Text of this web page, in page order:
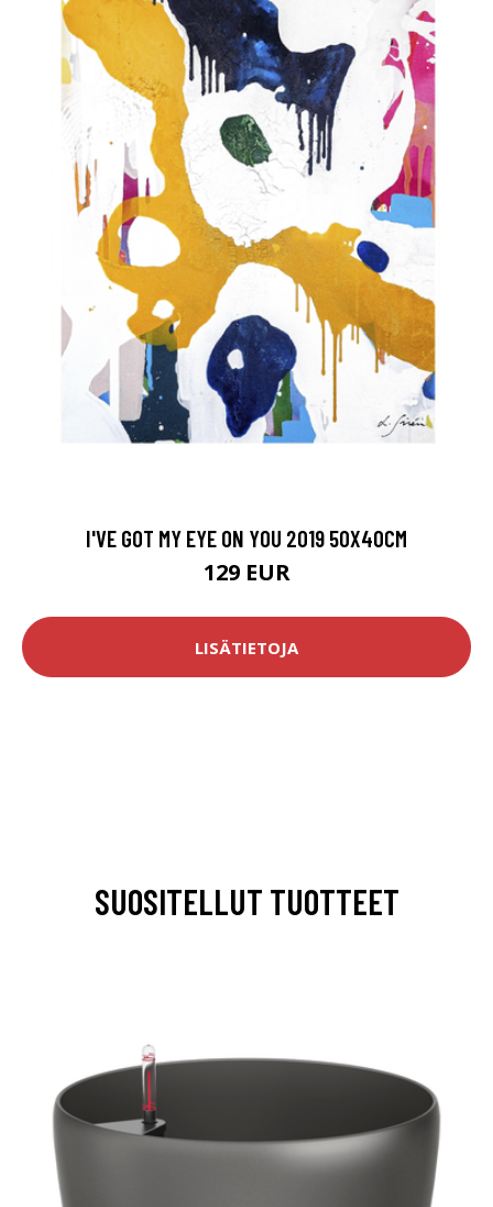
I'VE GOT MY EYE ON YOU 2019 50X40CM
129 EUR
LISÄTIETOJA
SUOSITELLUT TUOTTEET